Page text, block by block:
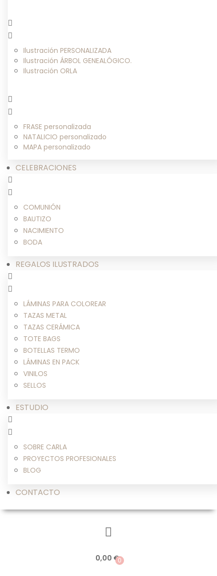
Ilustración PERSONALIZADA
Ilustración ÁRBOL GENEALÓGICO.
Ilustración ORLA
FRASE personalizada
NATALICIO personalizado
MAPA personalizado
CELEBRACIONES
COMUNIÓN
BAUTIZO
NACIMIENTO
BODA
REGALOS ILUSTRADOS
LÁMINAS PARA COLOREAR
TAZAS METAL
TAZAS CERÁMICA
TOTE BAGS
BOTELLAS TERMO
LÁMINAS EN PACK
VINILOS
SELLOS
ESTUDIO
SOBRE CARLA
PROYECTOS PROFESIONALES
BLOG
CONTACTO
0,00 €0